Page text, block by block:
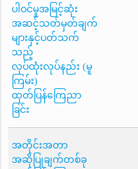
ပါဝင်မှုအမြင့်ဆုံး
အဆင့်သတ်မှတ်ချက်
များနှင့်ပတ်သက်
သည့်
လုပ်ထုံးလုပ်နည်း (မူ
ကြမ်း)
ထုတ်ပြန်ကြေညာ
ခြင်း
အတိုင်းအတာ
အဆိုပြုချက်တစ်ခု